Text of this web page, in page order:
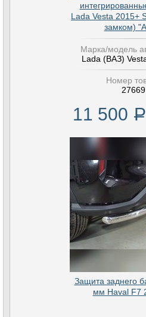
Lada Vesta 2015+
замком)
Марка/модель
Lada (ВАЗ)
Номер
27669
11 500 Р
Защита заднего
мм Haval F7